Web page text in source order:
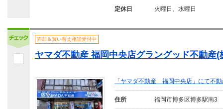
定休日 火曜日、水曜日
売却＆買い替え相談受付中
ヤマダ不動産 福岡中央店グラングッド不動産(
「ヤマダ不動産 福岡中央店」にて不
住所 福岡市博多区博多駅南3